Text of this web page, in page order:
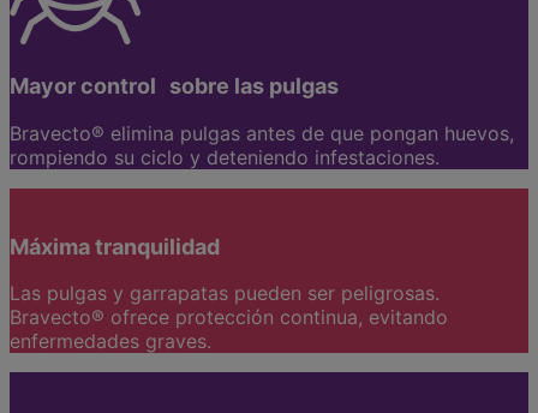
Mayor control sobre las pulgas
Bravecto® elimina pulgas antes de que pongan huevos,
rompiendo su ciclo y deteniendo infestaciones.
Máxima tranquilidad
Las pulgas y garrapatas pueden ser peligrosas.
Bravecto® ofrece protección continua, evitando
enfermedades graves.